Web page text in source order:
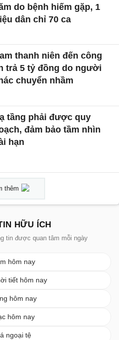
do bệnh hiếm gặp, 1
dân chỉ 70 ca
thanh niên đến công
trả 5 tỷ đồng do người
chuyển nhầm
tầng phải được quy
đảm bảo tầm nhìn
hạn
thêm
HỮU ÍCH
tin được quan tâm mỗi ngày
hôm nay
tiết hôm nay
hôm nay
hôm nay
ngoại tệ